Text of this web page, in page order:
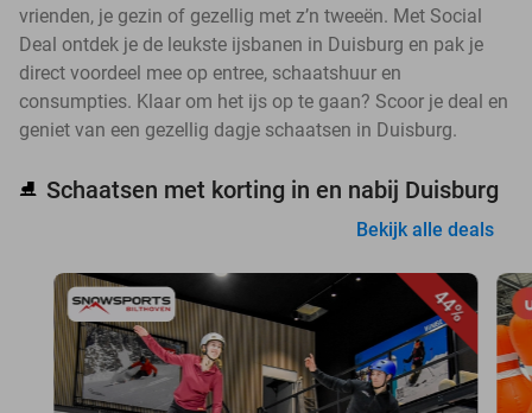
vrienden, je gezin of gezellig met z’n tweeën. Met Social
Deal ontdek je de leukste ijsbanen in Duisburg en pak je
direct voordeel mee op entree, schaatshuur en
consumpties. Klaar om het ijs op te gaan? Scoor je deal en
geniet van een gezellig dagje schaatsen in Duisburg.
⛸️ Schaatsen met korting in en nabij Duisburg
Bekijk alle deals
44%